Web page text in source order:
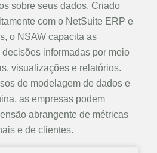
sobre seus dados. Criado
com o NetSuite ERP e
o NSAW capacita as
informadas por meio
visualizações e relatórios.
de modelagem de dados e
as empresas podem
abrangente de métricas
e de clientes.